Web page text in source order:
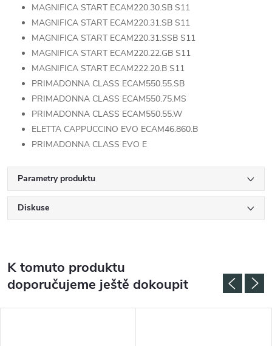
MAGNIFICA START ECAM220.30.SB S11
MAGNIFICA START ECAM220.31.SB S11
MAGNIFICA START ECAM220.31.SSB S11
MAGNIFICA START ECAM220.22.GB S11
MAGNIFICA START ECAM222.20.B S11
PRIMADONNA CLASS ECAM550.55.SB
PRIMADONNA CLASS ECAM550.75.MS
PRIMADONNA CLASS ECAM550.55.W
ELETTA CAPPUCCINO EVO ECAM46.860.B
PRIMADONNA CLASS EVO E
Parametry produktu
Diskuse
K tomuto produktu
doporučujeme ještě dokoupit